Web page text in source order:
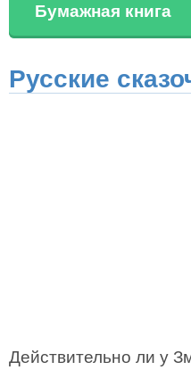
Бумажная книга
Русские
Действительно ли у